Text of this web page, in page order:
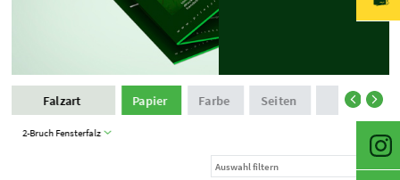
Falzart
2-Bruch Fensterfalz
Papier Farbe Seiten Auflage